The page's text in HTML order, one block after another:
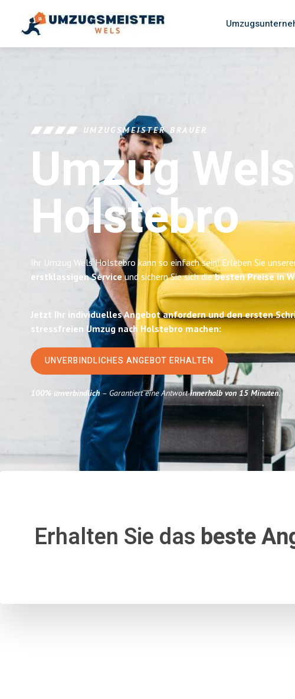
UMZUGSMEISTER BRAUER
Umzug Wels
Holstebro
Ihr Umzug Wels Holstebro kann so einfach sein! Erleben Sie
erstklassigen Serviceund sichern Sie sich diebesten Preise in
Jetzt Ihr individuelles Angebot anfordern und den ersten
stressfreien Umzug nach Holstebro machen:
UNVERBINDLICHES ANGEBOT ERHALTEN
100% unverbindlich– Garantiert eine Antwortinnerhalb von 15 Minuten.
Erhalten Sie das beste